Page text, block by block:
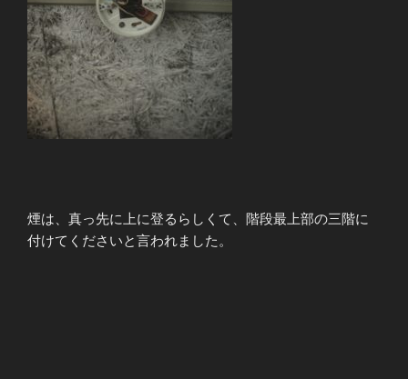
煙は、真っ先に上に登るらしくて、階段最上部の三階に
付けてくださいと言われました。